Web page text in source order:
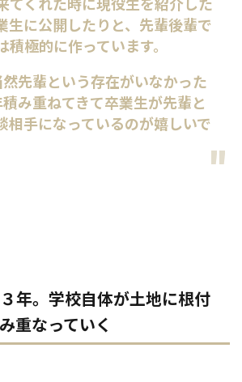
てくれた時に現役生を紹介した
生に公開したりと、先輩後輩で
積極的に作っています。
先輩という存在がいなかった
み重ねてきて卒業生が先輩と
相手になっているのが嬉しいで
年。学校自体が土地に根付
重なっていく